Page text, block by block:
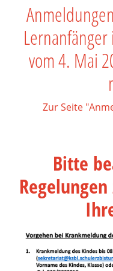
vom 4. Mai
Zur Seite
Bitte